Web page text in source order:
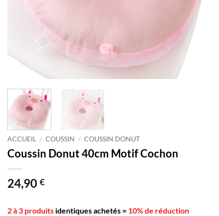
ACCUEIL / COUSSIN / COUSSIN DONUT
Coussin Donut 40cm Motif Cochon
24,90 €
2 à 3 produits identiques achetés = 10% de réduction